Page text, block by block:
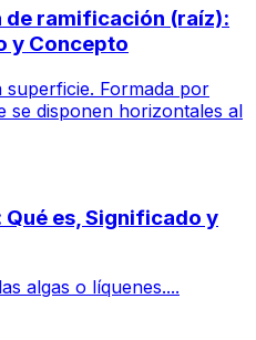
de ramificación (raíz):
y Concepto
superficie. Formada por
se disponen horizontales al
es, Significado y
algas o líquenes....